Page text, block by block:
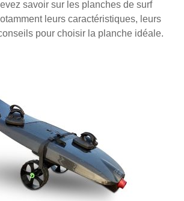
savoir sur les planches de surf
leurs caractéristiques, leurs
pour choisir la planche idéale.